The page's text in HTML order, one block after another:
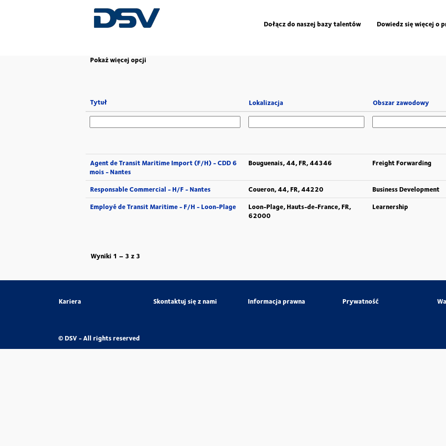
Dołącz do naszej bazy talentów Dowiedz się więcej o
Strona główna w DSV
Pokaż więcej opcji
Tytuł Lokalizacja Obszar zawodowy
Agent de Transit Maritime Import (F/H) - CDD 6
mois - Nantes
Bouguenais, 44, FR, 44346 Freight Forwarding
Responsable Commercial - H/F - Nantes Coueron, 44, FR, 44220 Business Development
Employé de Transit Maritime - F/H - Loon-Plage
Loon-Plage, Hauts-de-France, FR,
62000
Learnership
Wyniki 1 – 3 z 3
Kariera Skontaktuj się z nami Informacja prawna Prywatność
© DSV - All rights reserved